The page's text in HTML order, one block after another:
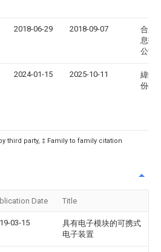
2018-06-29 2018-09-07
合肥
息技
公司
2024-01-15 2025-10-11
緯創
份有
third party, ‡ Family to family citation
Date Title
03-15
具有电子模块的可携式
电子装置